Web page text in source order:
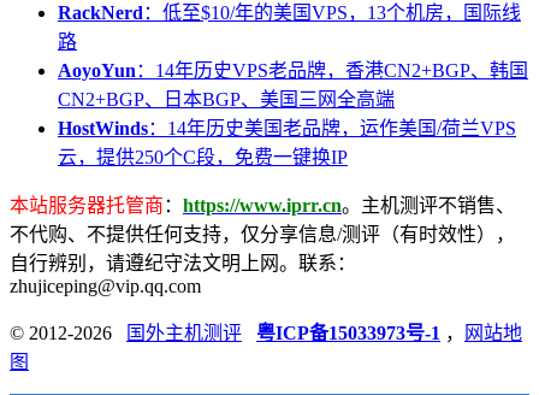
RackNerd ：低至$10/年的美国VPS，13个机房，国际线
路
AoyoYun ：14年历史VPS老品牌，香港CN2+BGP、韩国
CN2+BGP、日本BGP、美国三网全高端
HostWinds：14年历史美国老品牌，运作美国/荷兰VPS
云，提供250个C段，免费一键换IP
本站服务器托管商 ： https://www.iprr.cn。主机测评不销售、
不代购、不提供任何支持，仅分享信息/测评（有时效性），
自行辨别，请遵纪守法文明上网。联系：
zhujiceping@vip.qq.com
© 2012-2026 国外主机测评 粤ICP备15033973号-1 ，
网站地
图